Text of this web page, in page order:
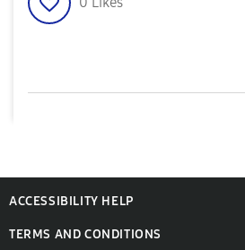
ACCESSIBILITY HELP
TERMS AND CONDITIONS